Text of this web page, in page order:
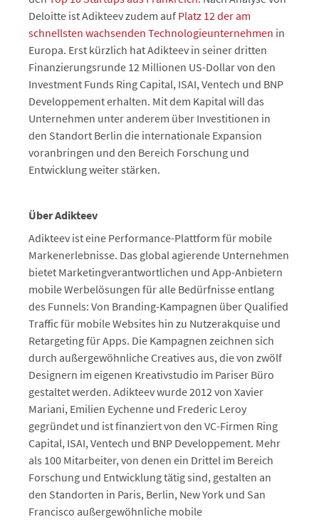
Deloitte ist Adikteev zudem auf Platz 12 der am
schnellsten wachsenden Technologieunternehmen in
Europa. Erst kürzlich hat Adikteev in seiner dritten
Finanzierungsrunde 12 Millionen US-Dollar von den
Investment Funds Ring Capital, ISAI, Ventech und BNP
Developpement erhalten. Mit dem Kapital will das
Unternehmen unter anderem über Investitionen in
den Standort Berlin die internationale Expansion
voranbringen und den Bereich Forschung und
Entwicklung weiter stärken.
Über Adikteev
Adikteev ist eine Performance-Plattform für mobile
Markenerlebnisse. Das global agierende Unternehmen
bietet Marketingverantwortlichen und App-Anbietern
mobile Werbelösungen für alle Bedürfnisse entlang
des Funnels: Von Branding-Kampagnen über Qualified
Traffic für mobile Websites hin zu Nutzerakquise und
Retargeting für Apps. Die Kampagnen zeichnen sich
durch außergewöhnliche Creatives aus, die von zwölf
Designern im eigenen Kreativstudio im Pariser Büro
gestaltet werden. Adikteev wurde 2012 von Xavier
Mariani, Emilien Eychenne und Frederic Leroy
gegründet und ist finanziert von den VC-Firmen Ring
Capital, ISAI, Ventech und BNP Developpement. Mehr
als 100 Mitarbeiter, von denen ein Drittel im Bereich
Forschung und Entwicklung tätig sind, gestalten an
den Standorten in Paris, Berlin, New York und San
Francisco außergewöhnliche mobile